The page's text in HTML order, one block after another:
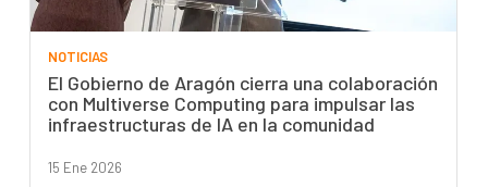
NOTICIAS
El Gobierno de Aragón cierra una colaboración
con Multiverse Computing para impulsar las
infraestructuras de IA en la comunidad
15 Ene 2026